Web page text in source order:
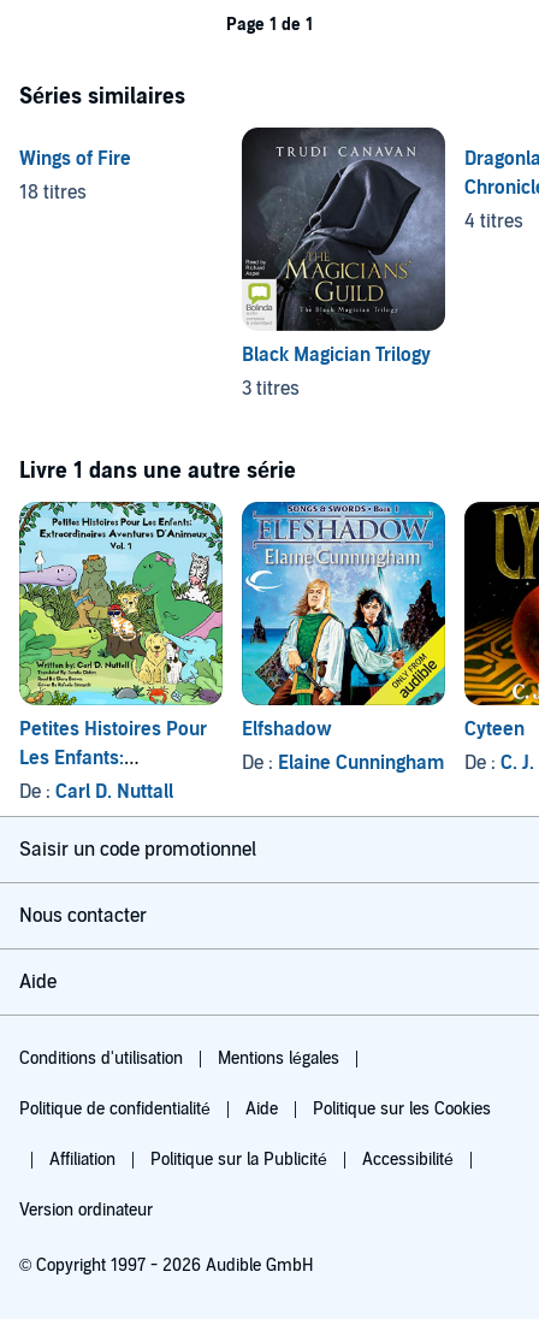
Page 1 de 1
Séries similaires
Wings of Fire
18 titres
Black Magician Trilogy
3 titres
4 titres
Livre 1 dans une autre série
Petites Histoires Pour
Les Enfants:
Extraordinaires
Aventures D'Animaux:
Volume 1
De : Carl D. Nuttall
Elfshadow
De : Elaine Cunningham
Cyteen
De : C.
Saisir un code promotionnel
Nous contacter
Aide
Conditions d'utilisation Mentions légales
Politique de confidentialité Aide Politique sur les Cookies
Affiliation Politique sur la Publicité Accessibilité
Version ordinateur
© Copyright 1997 - 2026 Audible GmbH